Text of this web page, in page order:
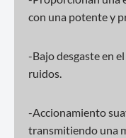
con una potente y
-Bajo desgaste en
ruidos.
-Accionamiento
transmitiendo una